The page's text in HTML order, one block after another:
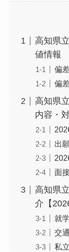
高知県
値情報
偏
偏
高知県
内容・
出
面
高知県
介【
就
交
私